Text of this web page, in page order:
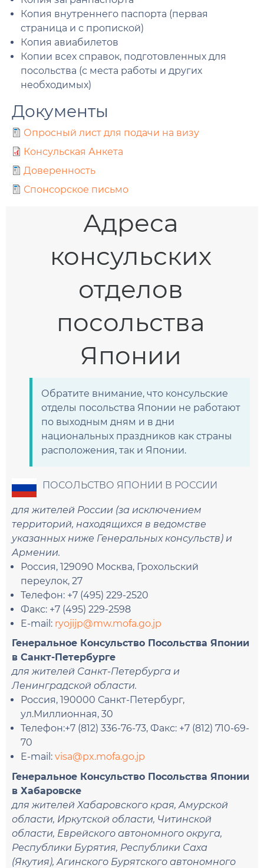
Копия внутреннего паспорта (первая
страница и с пропиской)
Копия авиабилетов
Копии всех справок, подготовленных для
посольства (с места работы и других
необходимых)
Документы
Опросный лист для подачи на визу
Консульская Анкета
Доверенность
Спонсорское письмо
Адреса
консульских
отделов
посольства
Японии
Обратите внимание, что консульские
отделы посольства Японии не работают
по выходным дням и в дни
национальных праздников как страны
расположения, так и Японии.
ПОСОЛЬСТВО ЯПОНИИ В РОССИИ
для жителей России (за исключением
территорий, находящихся в ведомстве
указанных ниже Генеральных консульств) и
Армении.
Россия, 129090 Москва, Грохольский
переулок, 27
Телефон: +7 (495) 229-2520
Факс: +7 (495) 229-2598
E-mail: ryojijp@mw.mofa.go.jp
Генеральное Консульство Посольства Японии
в Санкт-Петербурге
для жителей Санкт-Петербурга и
Ленинградской области.
Россия, 190000 Санкт-Петербург,
ул.Миллионная, 30
Телефон:+7 (812) 336-76-73, Факс: +7 (812) 710-69-
70
E-mail: visa@px.mofa.go.jp
Генеральное Консульство Посольства Японии
в Хабаровске
для жителей Хабаровского края, Амурской
области, Иркутской области, Читинской
области, Еврейского автономного округа,
Республики Бурятия, Республики Саха
(Якутия), Агинского Бурятского автономного